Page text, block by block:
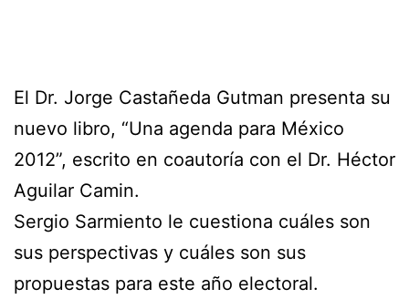
El Dr. Jorge Castañeda Gutman presenta su
nuevo libro, “Una agenda para México
2012”, escrito en coautoría con el Dr. Héctor
Aguilar Camin.
Sergio Sarmiento le cuestiona cuáles son
sus perspectivas y cuáles son sus
propuestas para este año electoral.